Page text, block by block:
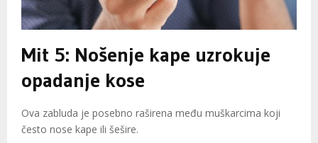
Mit 5: Nošenje kape uzrokuje
opadanje kose
Ova zabluda je posebno raširena među muškarcima koji
često nose kape ili šešire.